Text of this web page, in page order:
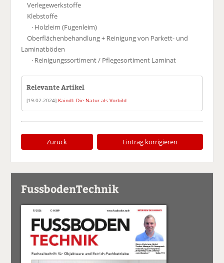
Verlegewerkstoffe
Klebstoffe
· Holzleim (Fugenleim)
Oberflächenbehandlung + Reinigung von Parkett- und
Laminatböden
· Reinigungssortiment / Pflegesortiment Laminat
Relevante Artikel
[19.02.2024] Kaindl: Die Natur als Vorbild
Zurück Eintrag korrigieren
FussbodenTechnik